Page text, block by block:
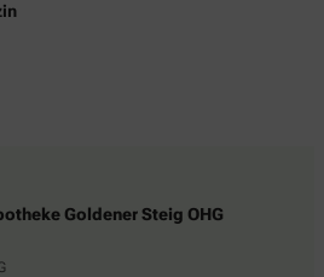
Goldener Steig OHG